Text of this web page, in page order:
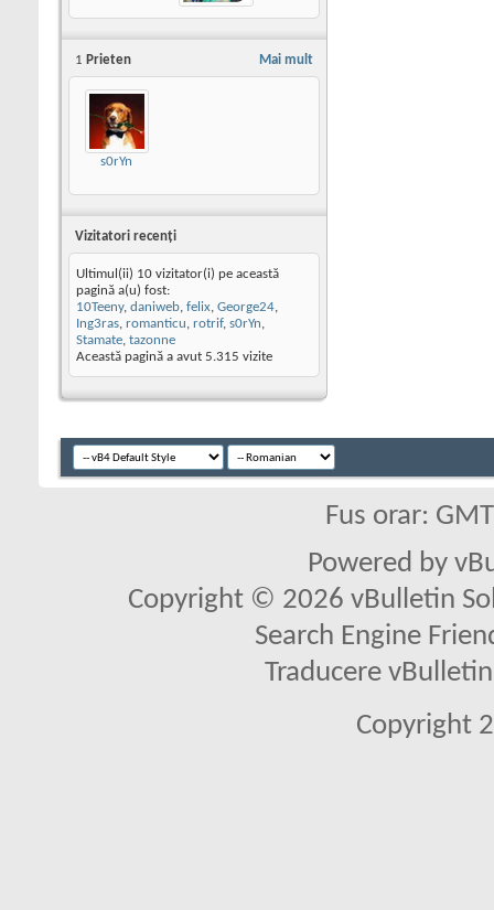
Mai mult
1 Prieten
s0rYn
Vizitatori recenţi
Ultimul(ii) 10 vizitator(i) pe această
pagină a(u) fost:
10Teeny, daniweb, felix, George24,
Ing3ras, romanticu, rotrif, s0rYn,
Stamate, tazonne
Această pagină a avut 5.315 vizite
Fus orar:
Powered by
Copyright © 2026 vBulletin
Search Engine
Traducere
Copyright